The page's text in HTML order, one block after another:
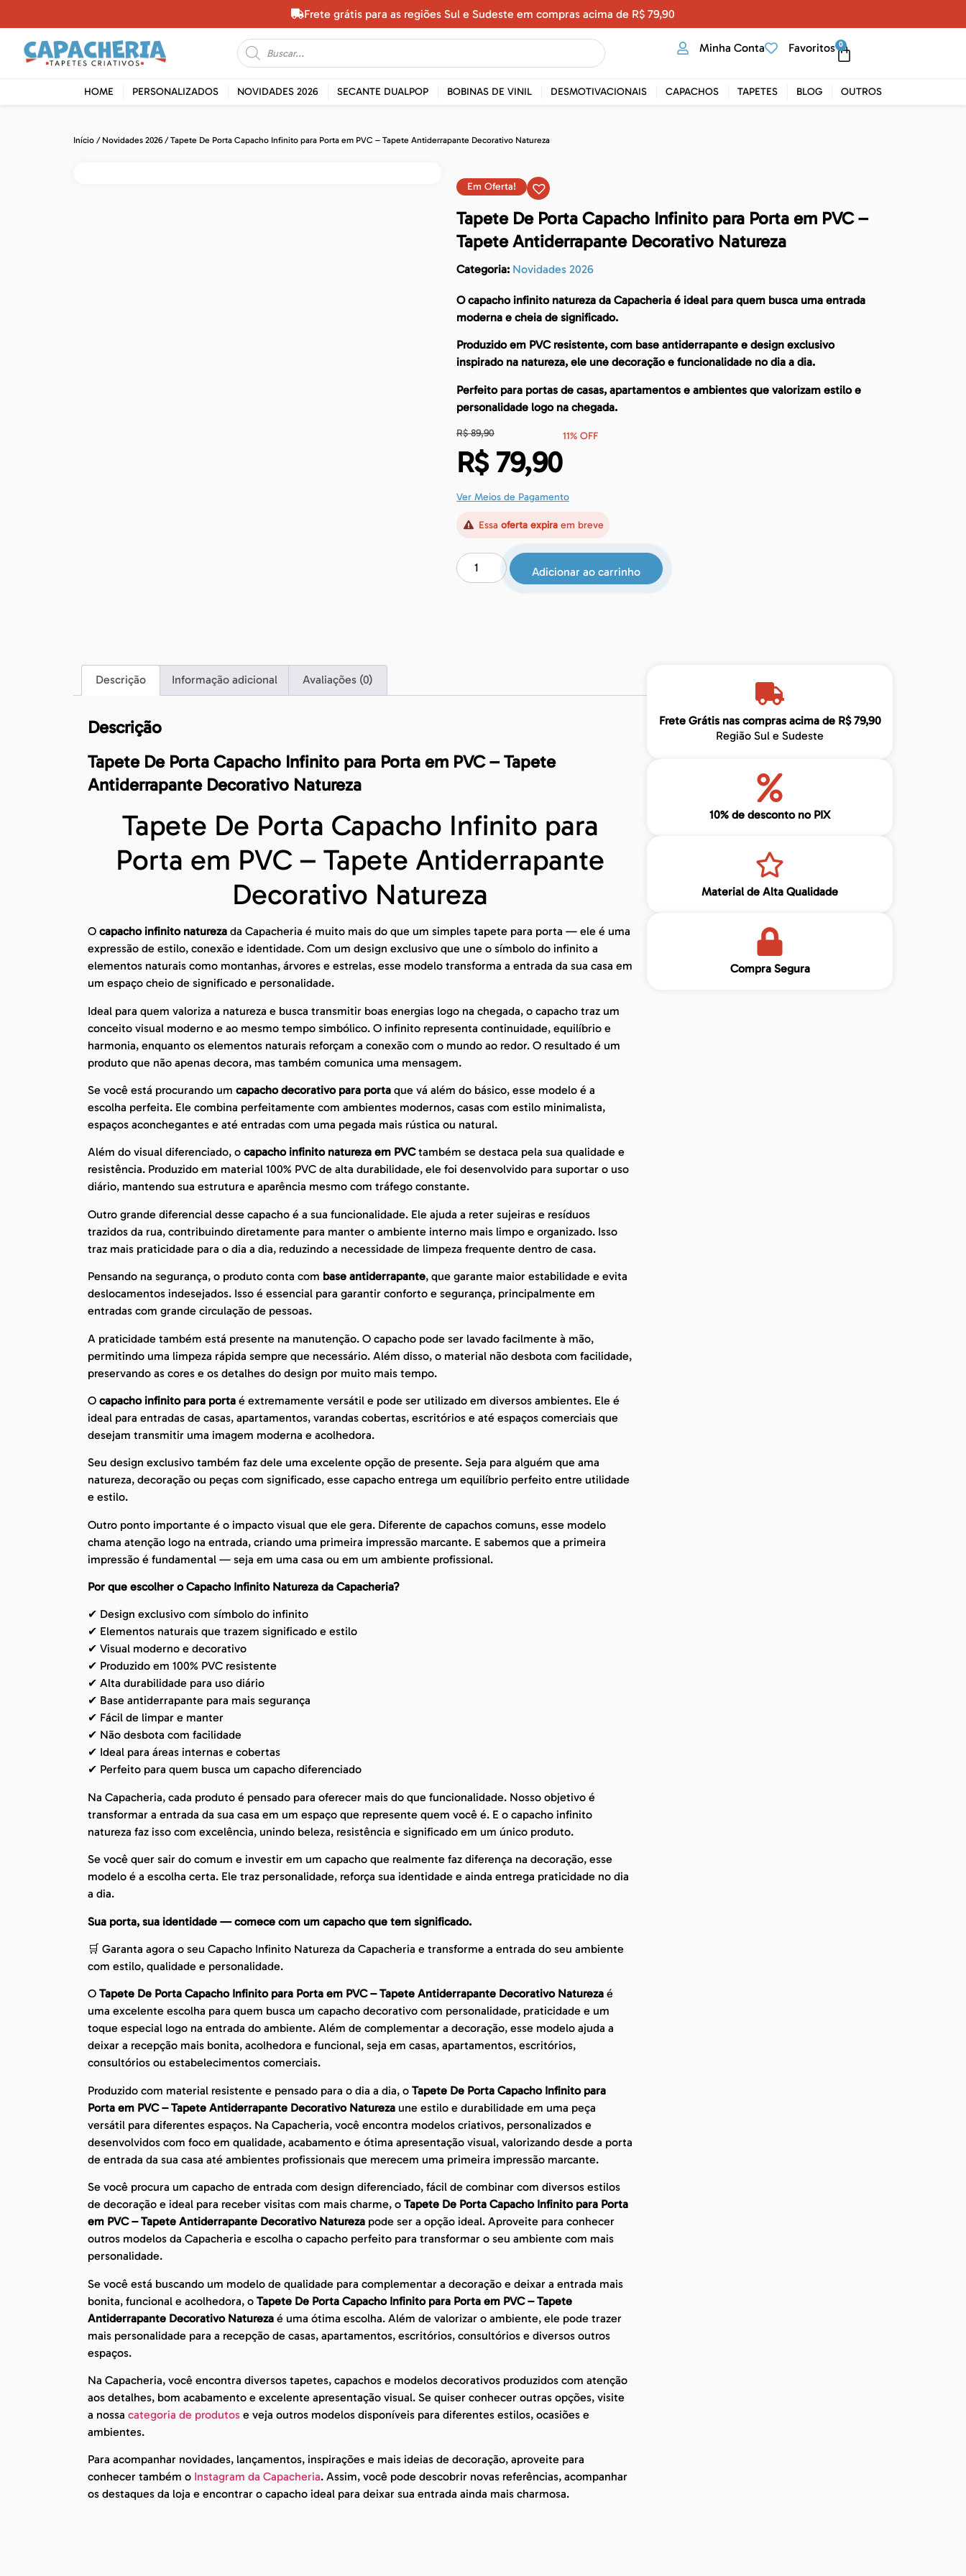
Frete grátis para as regiões Sul e Sudeste em compras acima de R$ 79,90
Minha Conta Favoritos 0
HOME PERSONALIZADOS NOVIDADES 2026 SECANTE DUALPOP BOBINAS DE VINIL DESMOTIVACIONAIS CAPACHOS TAPETES BLOG OUTROS
Início / Novidades 2026/ Tapete De Porta Capacho Infinito para Porta em PVC – Tapete Antiderrapante Decorativo Natureza
Em Oferta!
Tapete De Porta Capacho Infinito para Porta em PVC –
Tapete Antiderrapante Decorativo Natureza
Categoria: Novidades 2026
O capacho infinito natureza da Capacheria é ideal para quem busca uma entrada
moderna e cheia de significado.
Produzido em PVC resistente, com base antiderrapante e design exclusivo
inspirado na natureza, ele une decoração e funcionalidade no dia a dia.
Perfeito para portas de casas, apartamentos e ambientes que valorizam estilo e
personalidade logo na chegada.
R$89,90
R$79,90
11% OFF
Ver Meios de Pagamento
Essa oferta expiraem breve
Adicionar ao carrinho
Descrição Informação adicional Avaliações (0)
Descrição
Tapete De Porta Capacho Infinito para Porta em PVC – Tapete
Antiderrapante Decorativo Natureza
Tapete De Porta Capacho Infinito para
Porta em PVC – Tapete Antiderrapante
Decorativo Natureza
O capacho infinito natureza da Capacheria é muito mais do que um simples tapete para porta — ele é uma
expressão de estilo, conexão e identidade. Com um design exclusivo que une o símbolo do infinito a
elementos naturais como montanhas, árvores e estrelas, esse modelo transforma a entrada da sua casa em
um espaço cheio de significado e personalidade.
Ideal para quem valoriza a natureza e busca transmitir boas energias logo na chegada, o capacho traz um
conceito visual moderno e ao mesmo tempo simbólico. O infinito representa continuidade, equilíbrio e
harmonia, enquanto os elementos naturais reforçam a conexão com o mundo ao redor. O resultado é um
produto que não apenas decora, mas também comunica uma mensagem.
Se você está procurando um capacho decorativo para porta que vá além do básico, esse modelo é a
escolha perfeita. Ele combina perfeitamente com ambientes modernos, casas com estilo minimalista,
espaços aconchegantes e até entradas com uma pegada mais rústica ou natural.
Além do visual diferenciado, o capacho infinito natureza em PVCtambém se destaca pela sua qualidade e
resistência. Produzido em material 100% PVC de alta durabilidade, ele foi desenvolvido para suportar o uso
diário, mantendo sua estrutura e aparência mesmo com tráfego constante.
Outro grande diferencial desse capacho é a sua funcionalidade. Ele ajuda a reter sujeiras e resíduos
trazidos da rua, contribuindo diretamente para manter o ambiente interno mais limpo e organizado. Isso
traz mais praticidade para o dia a dia, reduzindo a necessidade de limpeza frequente dentro de casa.
Pensando na segurança, o produto conta com base antiderrapante, que garante maior estabilidade e evita
deslocamentos indesejados. Isso é essencial para garantir conforto e segurança, principalmente em
entradas com grande circulação de pessoas.
A praticidade também está presente na manutenção. O capacho pode ser lavado facilmente à mão,
permitindo uma limpeza rápida sempre que necessário. Além disso, o material não desbota com facilidade,
preservando as cores e os detalhes do design por muito mais tempo.
O capacho infinito para porta é extremamente versátil e pode ser utilizado em diversos ambientes. Ele é
ideal para entradas de casas, apartamentos, varandas cobertas, escritórios e até espaços comerciais que
desejam transmitir uma imagem moderna e acolhedora.
Seu design exclusivo também faz dele uma excelente opção de presente. Seja para alguém que ama
natureza, decoração ou peças com significado, esse capacho entrega um equilíbrio perfeito entre utilidade
e estilo.
Outro ponto importante é o impacto visual que ele gera. Diferente de capachos comuns, esse modelo
chama atenção logo na entrada, criando uma primeira impressão marcante. E sabemos que a primeira
impressão é fundamental — seja em uma casa ou em um ambiente profissional.
Por que escolher o Capacho Infinito Natureza da Capacheria?
✔ Design exclusivo com símbolo do infinito
✔ Elementos naturais que trazem significado e estilo
✔ Visual moderno e decorativo
✔ Produzido em 100% PVC resistente
✔ Alta durabilidade para uso diário
✔ Base antiderrapante para mais segurança
✔ Fácil de limpar e manter
✔ Não desbota com facilidade
✔ Ideal para áreas internas e cobertas
✔ Perfeito para quem busca um capacho diferenciado
Na Capacheria, cada produto é pensado para oferecer mais do que funcionalidade. Nosso objetivo é
transformar a entrada da sua casa em um espaço que represente quem você é. E o capacho infinito
natureza faz isso com excelência, unindo beleza, resistência e significado em um único produto.
Se você quer sair do comum e investir em um capacho que realmente faz diferença na decoração, esse
modelo é a escolha certa. Ele traz personalidade, reforça sua identidade e ainda entrega praticidade no dia
a dia.
Sua porta, sua identidade — comece com um capacho que tem significado.
🛒 Garanta agora o seu Capacho Infinito Natureza da Capacheria e transforme a entrada do seu ambiente
com estilo, qualidade e personalidade.
O Tapete De Porta Capacho Infinito para Porta em PVC – Tapete Antiderrapante Decorativo Natureza é
uma excelente escolha para quem busca um capacho decorativo com personalidade, praticidade e um
toque especial logo na entrada do ambiente. Além de complementar a decoração, esse modelo ajuda a
deixar a recepção mais bonita, acolhedora e funcional, seja em casas, apartamentos, escritórios,
consultórios ou estabelecimentos comerciais.
Produzido com material resistente e pensado para o dia a dia, o Tapete De Porta Capacho Infinito para
Porta em PVC – Tapete Antiderrapante Decorativo Natureza une estilo e durabilidade em uma peça
versátil para diferentes espaços. Na Capacheria, você encontra modelos criativos, personalizados e
desenvolvidos com foco em qualidade, acabamento e ótima apresentação visual, valorizando desde a porta
de entrada da sua casa até ambientes profissionais que merecem uma primeira impressão marcante.
Se você procura um capacho de entrada com design diferenciado, fácil de combinar com diversos estilos
de decoração e ideal para receber visitas com mais charme, o Tapete De Porta Capacho Infinito para Porta
em PVC – Tapete Antiderrapante Decorativo Natureza pode ser a opção ideal. Aproveite para conhecer
outros modelos da Capacheria e escolha o capacho perfeito para transformar o seu ambiente com mais
personalidade.
Se você está buscando um modelo de qualidade para complementar a decoração e deixar a entrada mais
bonita, funcional e acolhedora, o Tapete De Porta Capacho Infinito para Porta em PVC – Tapete
Antiderrapante Decorativo Natureza é uma ótima escolha. Além de valorizar o ambiente, ele pode trazer
mais personalidade para a recepção de casas, apartamentos, escritórios, consultórios e diversos outros
espaços.
Na Capacheria, você encontra diversos tapetes, capachos e modelos decorativos produzidos com atenção
aos detalhes, bom acabamento e excelente apresentação visual. Se quiser conhecer outras opções, visite
a nossa categoria de produtos e veja outros modelos disponíveis para diferentes estilos, ocasiões e
ambientes.
Para acompanhar novidades, lançamentos, inspirações e mais ideias de decoração, aproveite para
conhecer também o Instagram da Capacheria. Assim, você pode descobrir novas referências, acompanhar
os destaques da loja e encontrar o capacho ideal para deixar sua entrada ainda mais charmosa.
Frete Grátis nas compras acima de R$ 79,90
Região Sul e Sudeste
10% de desconto no PIX
Material de Alta Qualidade
Compra Segura